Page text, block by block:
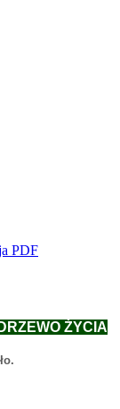
PDF
ŻYCIA